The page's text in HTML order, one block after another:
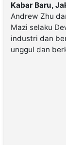
Kabar Baru,
Andrew Zhu
Mazi selaku
industri dan
unggul dan